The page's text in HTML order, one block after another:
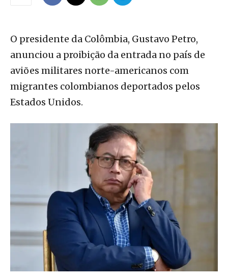
O presidente da Colômbia, Gustavo Petro,
anunciou a proibição da entrada no país de
aviões militares norte-americanos com
migrantes colombianos deportados pelos
Estados Unidos.